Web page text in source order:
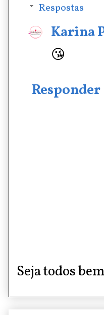
Respostas
Karina
😘
Responder
Seja todos